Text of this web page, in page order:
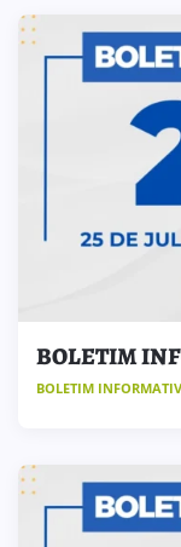
BOLETIM
BOLETIM